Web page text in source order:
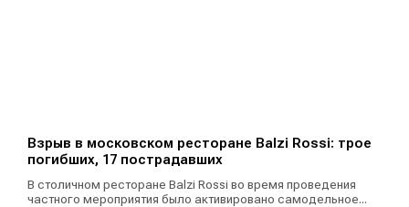
Взрыв в московском ресторане Balzi Rossi: трое
погибших, 17 пострадавших
В столичном ресторане Balzi Rossi во время проведения
частного мероприятия было активировано самодельное...